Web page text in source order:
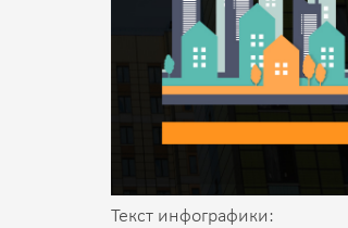
Текст инфографики: